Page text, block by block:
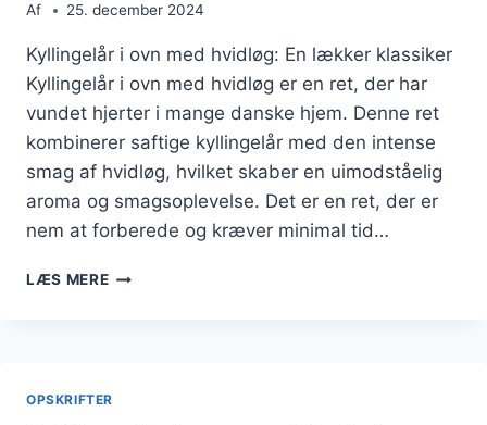
Af 25. december 2024
Kyllingelår i ovn med hvidløg: En lækker klassiker
Kyllingelår i ovn med hvidløg er en ret, der har
vundet hjerter i mange danske hjem. Denne ret
kombinerer saftige kyllingelår med den intense
smag af hvidløg, hvilket skaber en uimodståelig
aroma og smagsoplevelse. Det er en ret, der er
nem at forberede og kræver minimal tid…
LÆS MEREKYLLINGELÅR
OPSKRIFTER